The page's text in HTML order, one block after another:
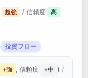
超強 / 信頼度 高
投資フロー
+強 , 信頼度 +中 ) /